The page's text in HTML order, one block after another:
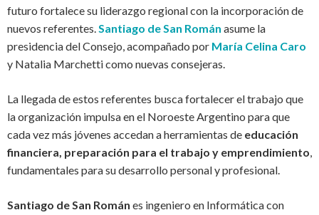
futuro fortalece su liderazgo regional con la incorporación de
nuevos referentes.Santiago de San Román asume la
presidencia del Consejo, acompañado por María Celina Caro
y Natalia Marchetti como nuevas consejeras.
La llegada de estos referentes busca fortalecer el trabajo que
la organización impulsa en el Noroeste Argentino para que
cada vez más jóvenes accedan a herramientas de educación
financiera, preparación para el trabajo y emprendimiento,
fundamentales para su desarrollo personal y profesional.
Santiago de San Román es ingeniero en Informática con